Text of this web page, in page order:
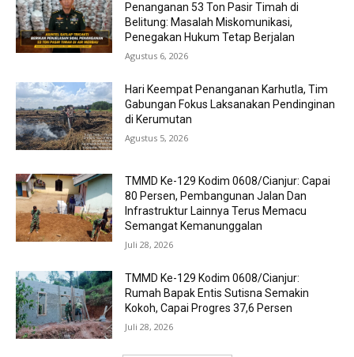
Penanganan 53 Ton Pasir Timah di
Belitung: Masalah Miskomunikasi,
Penegakan Hukum Tetap Berjalan
Agustus 6, 2026
Hari Keempat Penanganan Karhutla, Tim
Gabungan Fokus Laksanakan Pendinginan
di Kerumutan
Agustus 5, 2026
TMMD Ke-129 Kodim 0608/Cianjur: Capai
80 Persen, Pembangunan Jalan Dan
Infrastruktur Lainnya Terus Memacu
Semangat Kemanunggalan
Juli 28, 2026
TMMD Ke-129 Kodim 0608/Cianjur:
Rumah Bapak Entis Sutisna Semakin
Kokoh, Capai Progres 37,6 Persen
Juli 28, 2026